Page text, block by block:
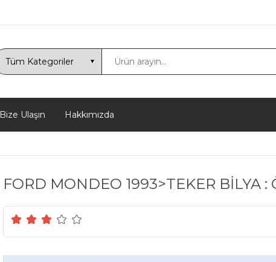
Bize Ulaşın Hakkımızda
FORD MONDEO 1993>TEKER BİLYA :